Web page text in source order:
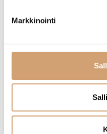
Markkinointi(3 Arvostelua)
23,90€
Heti saatavilla verkkokaupasta